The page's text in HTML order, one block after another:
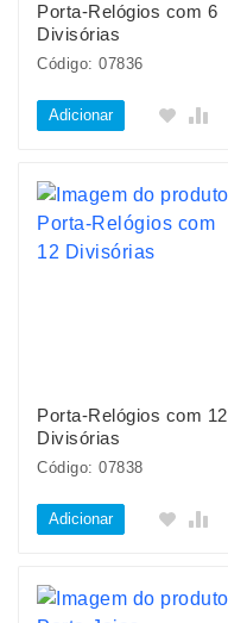
Porta-Relógios com 6
Divisórias
Código: 07836
Adicionar
Porta-Relógios com 12
Divisórias
Código: 07838
Adicionar